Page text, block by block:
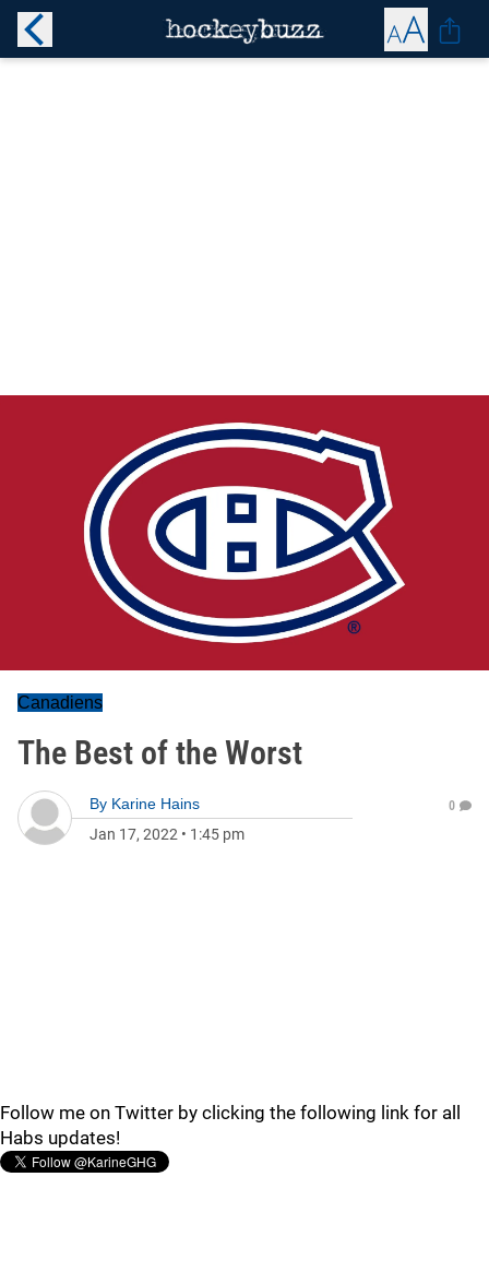
Canadiens
The Best of the Worst
By Karine Hains
Jan 17, 2022 • 1:45 pm
0
Follow me on Twitter by clicking the following link for all
Habs updates!